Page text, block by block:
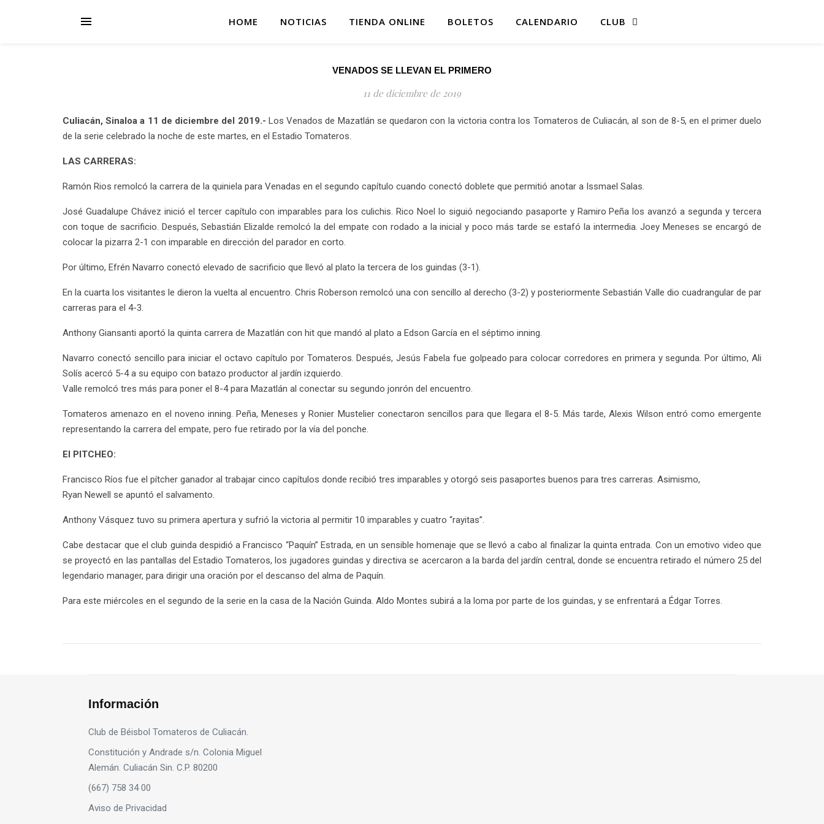
HOME NOTICIAS TIENDA ONLINE BOLETOS CALENDARIO CLUB
VENADOS SE LLEVAN EL PRIMERO
11 de diciembre de 2019
Culiacán, Sinaloa a 11 de diciembre del 2019.- Los Venados de Mazatlán se quedaron con la victoria contra los Tomateros de Culiacán, al son de 8-5, en el primer duelo
de la serie celebrado la noche de este martes, en el Estadio Tomateros.
LAS CARRERAS:
Ramón Rios remolcó la carrera de la quiniela para Venadas en el segundo capítulo cuando conectó doblete que permitió anotar a Issmael Salas.
José Guadalupe Chávez inició el tercer capítulo con imparables para los culichis. Rico Noel lo siguió negociando pasaporte y Ramiro Peña los avanzó a segunda y tercera
con toque de sacrificio. Después, Sebastián Elizalde remolcó la del empate con rodado a la inicial y poco más tarde se estafó la intermedia. Joey Meneses se encargó de
colocar la pizarra 2-1 con imparable en dirección del parador en corto.
Por último, Efrén Navarro conectó elevado de sacrificio que llevó al plato la tercera de los guindas (3-1).
En la cuarta los visitantes le dieron la vuelta al encuentro. Chris Roberson remolcó una con sencillo al derecho (3-2) y posteriormente Sebastián Valle dio cuadrangular de par
carreras para el 4-3.
Anthony Giansanti aportó la quinta carrera de Mazatlán con hit que mandó al plato a Edson García en el séptimo inning.
Navarro conectó sencillo para iniciar el octavo capítulo por Tomateros. Después, Jesús Fabela fue golpeado para colocar corredores en primera y segunda. Por último, Ali
Solís acercó 5-4 a su equipo con batazo productor al jardín izquierdo.
Valle remolcó tres más para poner el 8-4 para Mazatlán al conectar su segundo jonrón del encuentro.
Tomateros amenazo en el noveno inning. Peña, Meneses y Ronier Mustelier conectaron sencillos para que llegara el 8-5. Más tarde, Alexis Wilson entró como emergente
representando la carrera del empate, pero fue retirado por la vía del ponche.
El PITCHEO:
Francisco Ríos fue el pítcher ganador al trabajar cinco capítulos donde recibió tres imparables y otorgó seis pasaportes buenos para tres carreras. Asimismo,
Ryan Newell se apuntó el salvamento.
Anthony Vásquez tuvo su primera apertura y sufrió la victoria al permitir 10 imparables y cuatro “rayitas”.
Cabe destacar que el club guinda despidió a Francisco “Paquín” Estrada, en un sensible homenaje que se llevó a cabo al finalizar la quinta entrada. Con un emotivo video que
se proyectó en las pantallas del Estadio Tomateros, los jugadores guindas y directiva se acercaron a la barda del jardín central, donde se encuentra retirado el número 25 del
legendario manager, para dirigir una oración por el descanso del alma de Paquín.
Para este miércoles en el segundo de la serie en la casa de la Nación Guinda. Aldo Montes subirá a la loma por parte de los guindas, y se enfrentará a Édgar Torres.
Información
Club de Béisbol Tomateros de Culiacán.
Constitución y Andrade s/n. Colonia Miguel
Alemán. Culiacán Sin. C.P. 80200
(667) 758 34 00
Aviso de Privacidad